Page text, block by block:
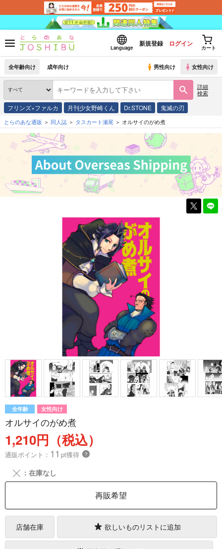
Language
新規登録 ログイン
カート
全年齢向け 成年向け 男性向け 女性向け
詳細
検索
フリンズ×ファルカ 月刊少女野崎くん Dr.STONE 鬼滅の刃
とらのあな通販 同人誌 タスカート瀬尾 オルサイのがめ煮
全年齢 女性向け
オルサイのがめ煮
1,210円（税込）
通販ポイント： 11 pt獲得 ？
╳ ：在庫なし
再販希望
店舗在庫 欲しいものリストに追加